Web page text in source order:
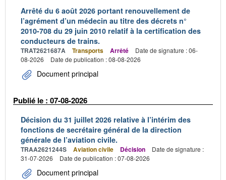
Arrêté du 6 août 2026 portant renouvellement de
l’agrément d’un médecin au titre des décrets n°
2010-708 du 29 juin 2010 relatif à la certification des
conducteurs de trains.
TRAT2621687A Transports Arrêté
Date de signature : 06-
08-2026
Date de publication : 08-08-2026
Document principal
Publié le : 07-08-2026
Décision du 31 juillet 2026 relative à l’intérim des
fonctions de secrétaire général de la direction
générale de l’aviation civile.
TRAA2621244S Aviation civile Décision
Date de signature :
31-07-2026
Date de publication : 07-08-2026
Document principal